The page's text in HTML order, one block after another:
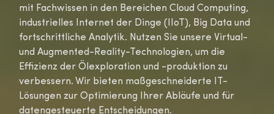
mit Fachwissen in den Bereichen Cloud Computing,
industrielles Internet der Dinge (IIoT), Big Data und
fortschrittliche Analytik. Nutzen Sie unsere Virtual-
und Augmented-Reality-Technologien, um die
Effizienz der Ölexploration und -produktion zu
verbessern. Wir bieten maßgeschneiderte IT-
Lösungen zur Optimierung Ihrer Abläufe und für
datengesteuerte Entscheidungen.